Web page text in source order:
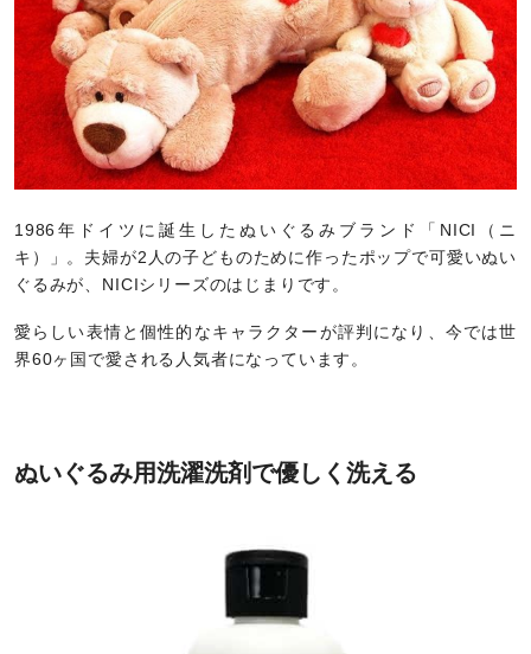
1986年ドイツに誕生したぬいぐるみブランド「NICI（ニ
キ）」。夫婦が2人の子どものために作ったポップで可愛いぬい
ぐるみが、NICIシリーズのはじまりです。
愛らしい表情と個性的なキャラクターが評判になり、今では世
界60ヶ国で愛される人気者になっています。
ぬいぐるみ用洗濯洗剤で優しく洗える